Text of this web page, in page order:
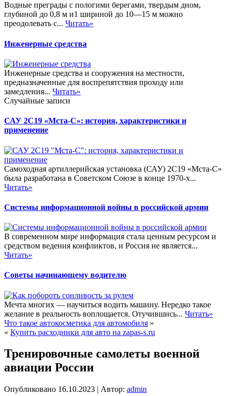
Водные преграды с пологими берегами, твердым дном,
глубиной до 0,8 м и1 шириной до 10—15 м можно
преодолевать с... Читать»
Инженерные средства
Инженерные средства и сооружения на местности,
предназначенные для воспрепятствия проходу или
замедления... Читать»
Случайные записи
САУ 2С19 «Мста-С»: история, характеристики и
применение
Самоходная артиллерийская установка (САУ) 2С19 «Мста-С»
была разработана в Советском Союзе в конце 1970-х...
Читать»
Системы информационной войны в российской армии
В современном мире информация стала ценным ресурсом и
средством ведения конфликтов, и Россия не является...
Читать»
Советы начинающему водителю
Мечта многих — научиться водить машину. Нередко такое
желание в реальность воплощается. Отучившись... Читать»
Что такое автокосметика для автомобиля »
« Купить расходники для авто на zapas-s.ru
Тренировочные самолеты военной
авиации России
Опубликовано 16.10.2023 | Автор: admin